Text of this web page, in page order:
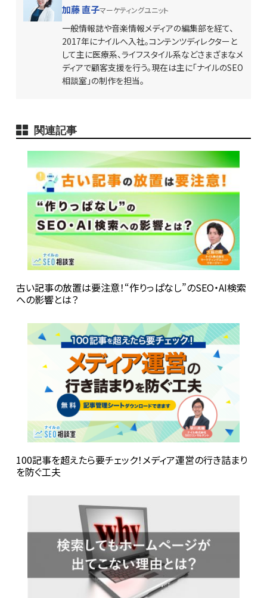
加藤 直子マーケティングユニット
一般情報誌や音楽情報メディアの編集部を経て、
2017年にナイルへ入社。コンテンツディレクターと
して主に医療系、ライフスタイル系などさまざまなメ
ディアで顧客支援を行う。現在は主に「ナイルのSEO
相談室」の制作を担当。
関連記事
古い記事の放置は要注意！“作りっぱなし”のSEO・AI検索
への影響とは？
100記事を超えたら要チェック！メディア運営の行き詰まり
を防ぐ工夫